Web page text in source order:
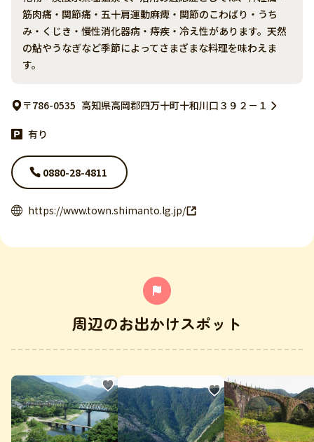
筋肉痛・関節痛・五十肩運動麻痺・関節のこわばり・うち
み・くじき・慢性消化器病・痔疾・冷え性があります。天然
の鮎やうなぎなど季節によってさまざまな料理を味わえま
す。
〒786-0535 高知県高岡郡四万十町十和川口３９２－１
有り
0880-28-4811
https://www.town.shimanto.lg.jp/
周辺のお出かけスポット